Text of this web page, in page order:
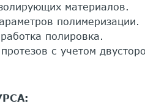
материалов.
полимеризации.
полировка.
с учетом